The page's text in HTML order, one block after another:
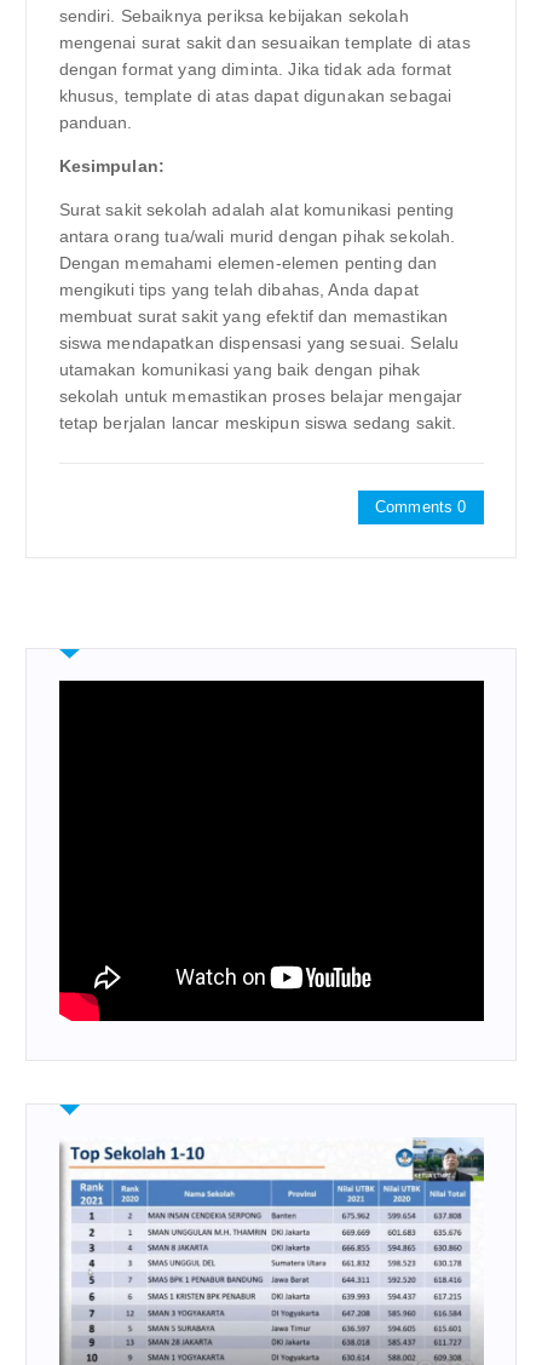
sendiri. Sebaiknya periksa kebijakan sekolah
mengenai surat sakit dan sesuaikan template di atas
dengan format yang diminta. Jika tidak ada format
khusus, template di atas dapat digunakan sebagai
panduan.
Kesimpulan:
Surat sakit sekolah adalah alat komunikasi penting
antara orang tua/wali murid dengan pihak sekolah.
Dengan memahami elemen-elemen penting dan
mengikuti tips yang telah dibahas, Anda dapat
membuat surat sakit yang efektif dan memastikan
siswa mendapatkan dispensasi yang sesuai. Selalu
utamakan komunikasi yang baik dengan pihak
sekolah untuk memastikan proses belajar mengajar
tetap berjalan lancar meskipun siswa sedang sakit.
Comments 0